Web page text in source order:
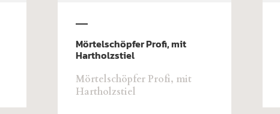
Mörtelschöpfer Profi, mit
Hartholzstiel
Mörtelschöpfer Profi, mit
Hartholzstiel